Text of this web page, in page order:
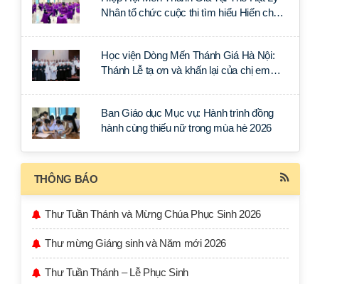
Nhân tổ chức cuộc thi tìm hiểu Hiến chế
Học viện Dòng Mến Thánh Giá Hà Nội:
Thánh Lễ tạ ơn và khấn lại của chị em
Ban Giáo dục Mục vụ: Hành trình đồng
hành cùng thiếu nữ trong mùa hè 2026
THÔNG BÁO
Thư Tuần Thánh và Mừng Chúa Phục Sinh 2026
Thư mừng Giáng sinh và Năm mới 2026
Thư Tuần Thánh – Lễ Phục Sinh